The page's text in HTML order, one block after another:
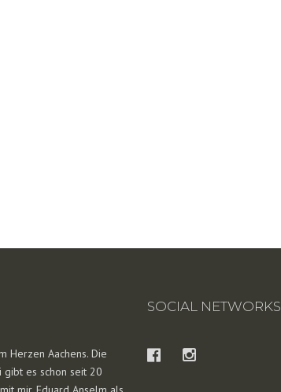
Herzen Aachens. Die
gibt es schon seit 20
SOCIAL NETWORKS